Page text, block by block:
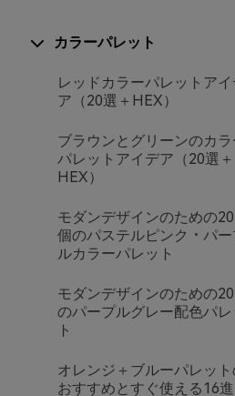
カラーパレット
レッドカラーパレットア
ア（20選＋HEX）
ブラウンとグリーンのカラ
パレットアイデア（20選＋
HEX）
モダンデザインのための20
個のパステルピンク・パ
ルカラーパレット
モダンデザインのための20
のパープルグレー配色パレ
ト
オレンジ＋ブルーパレッ
おすすめとすぐ使える16進